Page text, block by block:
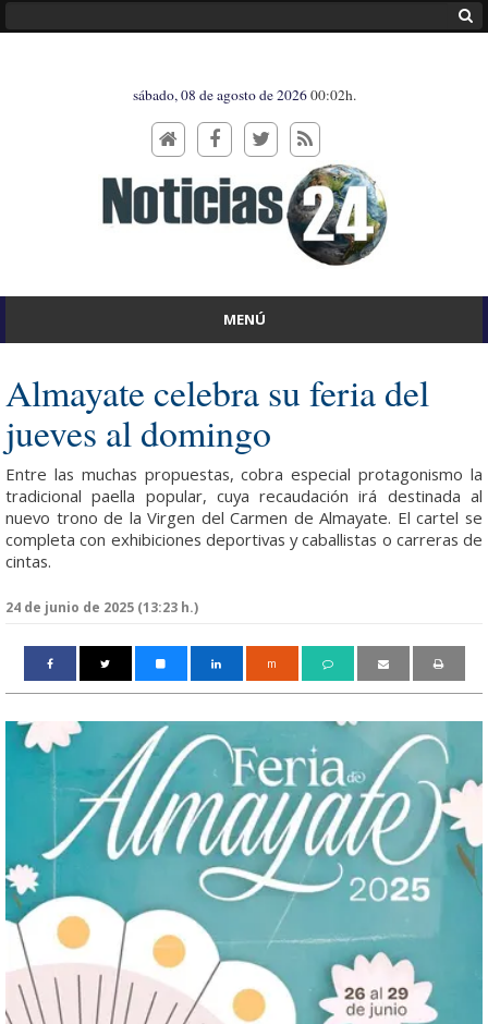
sábado, 08 de agosto de 202600:02h.
MENÚ
Almayate celebra su feria del
jueves al domingo
Entre las muchas propuestas, cobra especial protagonismo la
tradicional paella popular, cuya recaudación irá destinada al
nuevo trono de la Virgen del Carmen de Almayate. El cartel se
completa con exhibiciones deportivas y caballistas o carreras de
cintas.
24 de junio de 2025 (13:23 h.)
m